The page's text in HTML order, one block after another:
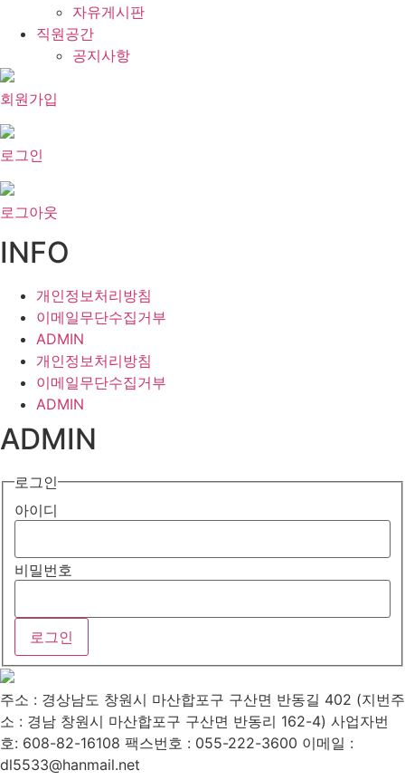
자유게시판
직원공간
공지사항
회원가입
로그인
로그아웃
INFO
개인정보처리방침
이메일무단수집거부
ADMIN
개인정보처리방침
이메일무단수집거부
ADMIN
ADMIN
로그인
아이디
비밀번호
주소 : 경상남도 창원시 마산합포구 구산면 반동길 402 (지번주
소 : 경남 창원시 마산합포구 구산면 반동리 162-4) 사업자번
호: 608-82-16108 팩스번호 : 055-222-3600 이메일 :
dl5533@hanmail.net